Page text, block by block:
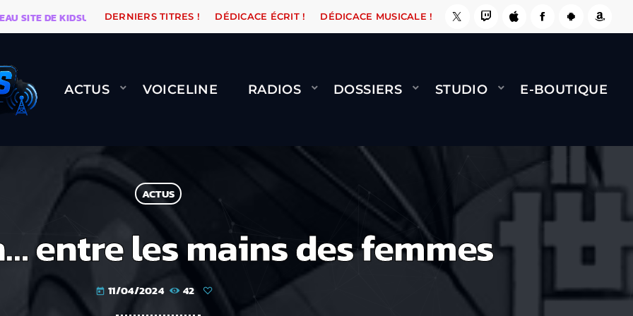
DE KIDSUNE WARÉTRO ORANGE ROAD QUI PASSE, ÇA LE FAIT ! NAMI BERNARD MINET -
DERNIERS TITRES ! DÉDICACE ÉCRIT ! DÉDICACE MUSICALE !
ACTUS VOICELINE RADIOS DOSSIERS STUDIO E-BOUTIQUE
ACTUS
entre les mains des femmes
today 11/04/2024 42